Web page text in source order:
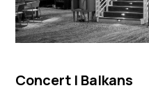
Concert | Balkans